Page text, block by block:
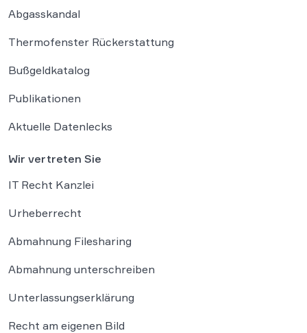
Abgasskandal
Thermofenster Rückerstattung
Bußgeldkatalog
Publikationen
Aktuelle Datenlecks
Wir vertreten Sie
IT Recht Kanzlei
Urheberrecht
Abmahnung Filesharing
Abmahnung unterschreiben
Unterlassungserklärung
Recht am eigenen Bild